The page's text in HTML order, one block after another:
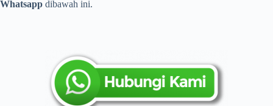
Whatsapp dibawah ini.